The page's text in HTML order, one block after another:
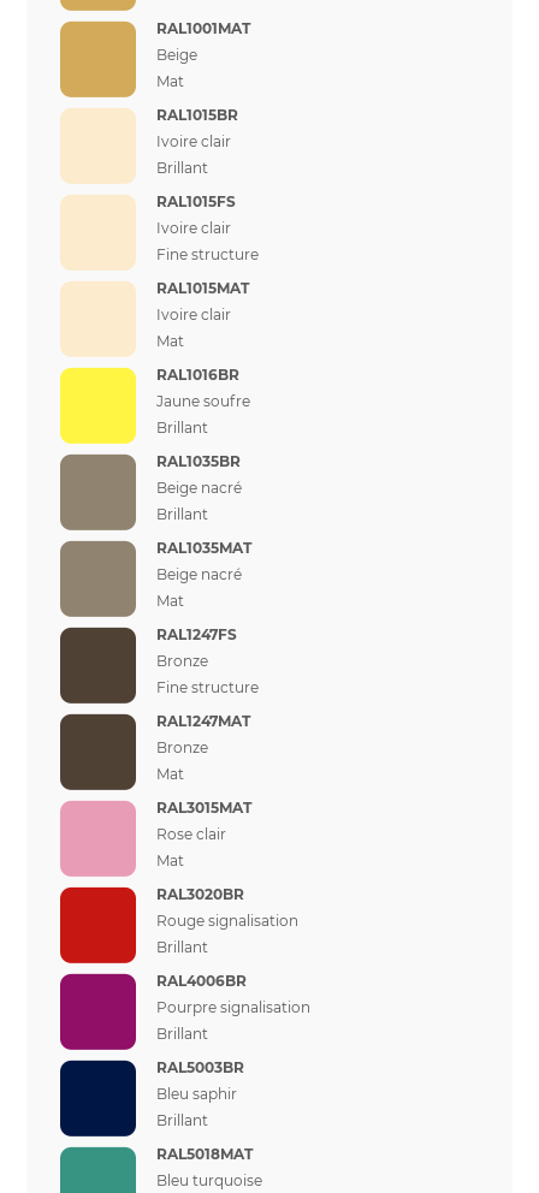
RAL1001MAT
Beige
Mat
RAL1015BR
Ivoire clair
Brillant
RAL1015FS
Ivoire clair
Fine structure
RAL1015MAT
Ivoire clair
Mat
RAL1016BR
Jaune soufre
Brillant
RAL1035BR
Beige nacré
Brillant
RAL1035MAT
Beige nacré
Mat
RAL1247FS
Bronze
Fine structure
RAL1247MAT
Bronze
Mat
RAL3015MAT
Rose clair
Mat
RAL3020BR
Rouge signalisation
Brillant
RAL4006BR
Pourpre signalisation
Brillant
RAL5003BR
Bleu saphir
Brillant
RAL5018MAT
Bleu turquoise